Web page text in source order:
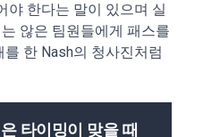
야 한다는 말이 있으며 실
않은 팀원들에게 패스를
한 Nash의 청사진처럼
타이밍이 맞을 때